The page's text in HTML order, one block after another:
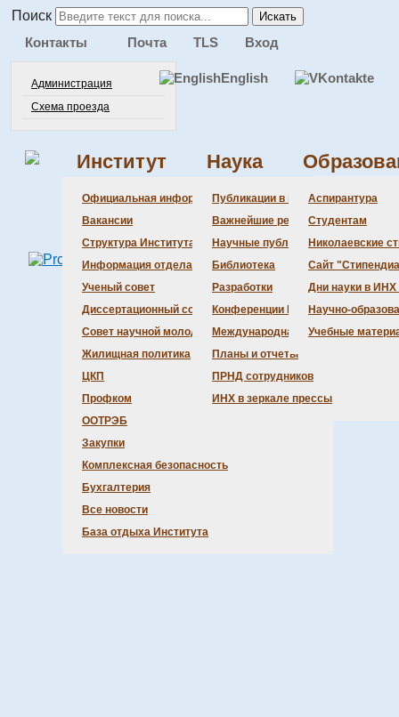
Поиск Искать
Контакты
Администрация
Схема проезда
Почта TLS Вход
English
Институт
Официальная информация
Бланки
История
Локальные
Вакансии
Структура Института
Информация отдела кадров
Ученый совет
Состав
Повестка
Информация
Диссертационный совет
Состав
Даты защит
Шифры
Совет научной молодежи
Состав СНМ
Жилищная политика
ЦКП
Профком
ООТРЭБ
Закупки
Комплексная безопасность
Бухгалтерия
Все новости
Новости
Награды
База отдыха Института
Наука
Публикации в ведущих журналах
Важнейшие результаты
Научные публикации сотрудников
Библиотека
Разработки
Конференции Института
Международная деятельность
Планы и отчеты
ПРНД сотрудников
ИНХ в зеркале прессы
Аспирантура
Студентам
Николаевские
Сайт
Дни науки в
Научно-
Учебные